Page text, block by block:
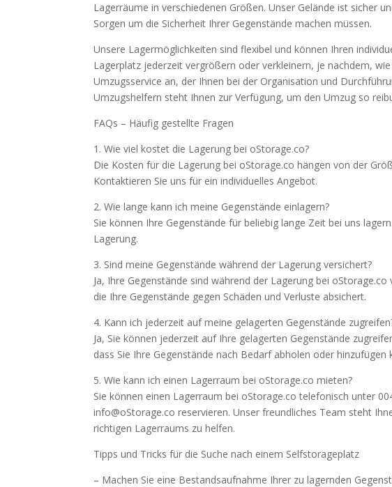
Lagerräume in verschiedenen Größen. Unser Gelände ist sicher
Sorgen um die Sicherheit Ihrer Gegenstände machen müssen.
Unsere Lagermöglichkeiten sind flexibel und können Ihren
Lagerplatz jederzeit vergrößern oder verkleinern, je nachdem,
Umzugsservice an, der Ihnen bei der Organisation und
Umzugshelfern steht Ihnen zur Verfügung, um den Umzug so
FAQs – Häufig gestellte Fragen
1. Wie viel kostet die Lagerung bei oStorage.co?
Die Kosten für die Lagerung bei oStorage.co hängen von der
Kontaktieren Sie uns für ein individuelles Angebot.
2. Wie lange kann ich meine Gegenstände einlagern?
Sie können Ihre Gegenstände für beliebig lange Zeit bei uns
Lagerung.
3. Sind meine Gegenstände während der Lagerung versichert?
Ja, Ihre Gegenstände sind während der Lagerung bei
die Ihre Gegenstände gegen Schäden und Verluste absichert.
4. Kann ich jederzeit auf meine gelagerten Gegenstände
Ja, Sie können jederzeit auf Ihre gelagerten Gegenstände
dass Sie Ihre Gegenstände nach Bedarf abholen oder hinzufügen
5. Wie kann ich einen Lagerraum bei oStorage.co mieten?
Sie können einen Lagerraum bei oStorage.co telefonisch unter
info@oStorage.co reservieren. Unser freundliches Team steht
richtigen Lagerraums zu helfen.
Tipps und Tricks für die Suche nach einem Selfstorageplatz
– Machen Sie eine Bestandsaufnahme Ihrer zu lagernden